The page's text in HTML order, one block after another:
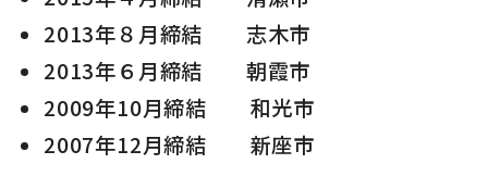
2013年８月締結 志木市
2013年６月締結 朝霞市
2009年10月締結 和光市
2007年12月締結 新座市